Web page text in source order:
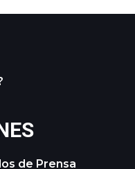
de Prensa